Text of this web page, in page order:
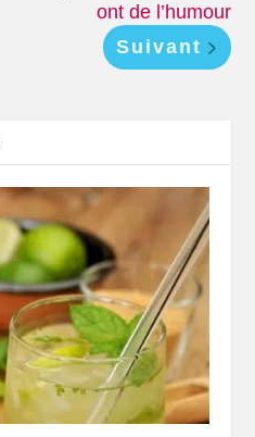
ont de l’humour
Suivant